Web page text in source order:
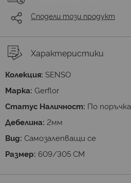
Сподели този продукт
Характеристики
Колекция: SENSO
Марка: Gerflor
Статус Наличност: По поръчка
Дебелина: 2мм
Вид: Самозалепващи се
Размер: 609/305 CM